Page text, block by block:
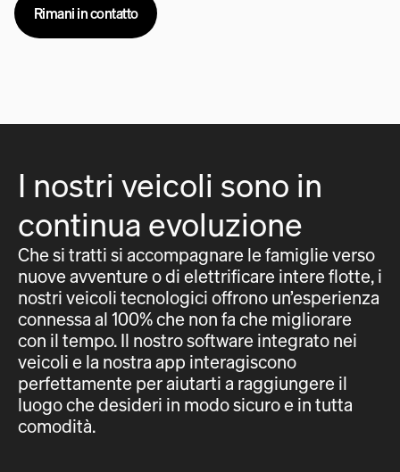
Rimani in contatto
I nostri veicoli sono in
continua evoluzione
Che si tratti si accompagnare le famiglie verso
nuove avventure o di elettrificare intere flotte, i
nostri veicoli tecnologici offrono un’esperienza
connessa al 100% che non fa che migliorare
con il tempo. Il nostro software integrato nei
veicoli e la nostra app interagiscono
perfettamente per aiutarti a raggiungere il
luogo che desideri in modo sicuro e in tutta
comodità.